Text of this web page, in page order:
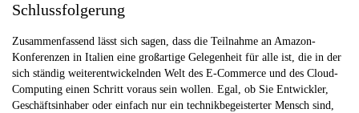
Schlussfolgerung
Zusammenfassend lässt sich sagen, dass die Teilnahme an Amazon-
Konferenzen in Italien eine großartige Gelegenheit für alle ist, die in der
sich ständig weiterentwickelnden Welt des E-Commerce und des Cloud-
Computing einen Schritt voraus sein wollen. Egal, ob Sie Entwickler,
Geschäftsinhaber oder einfach nur ein technikbegeisterter Mensch sind,